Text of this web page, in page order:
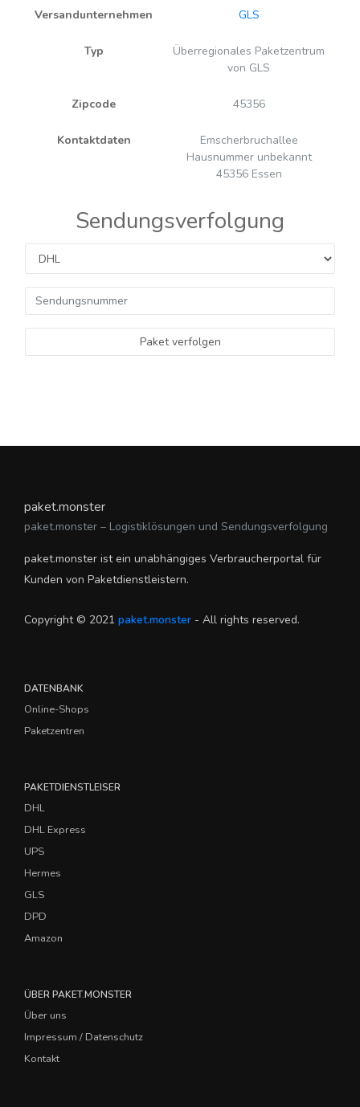
Versandunternehmen GLS
Typ
Überregionales Paketzentrum
von GLS
Zipcode 45356
Kontaktdaten
Emscherbruchallee
Hausnummer unbekannt
45356 Essen
Sendungsverfolgung
Paket verfolgen
paket.monster
paket.monster – Logistiklösungen und Sendungsverfolgung
paket.monster ist ein unabhängiges Verbraucherportal für
Kunden von Paketdienstleistern.
Copyright © 2021 paket.monster - All rights reserved.
DATENBANK
Online-Shops
Paketzentren
PAKETDIENSTLEISER
DHL
DHL Express
UPS
Hermes
GLS
DPD
Amazon
ÜBER PAKET.MONSTER
Über uns
Impressum / Datenschutz
Kontakt